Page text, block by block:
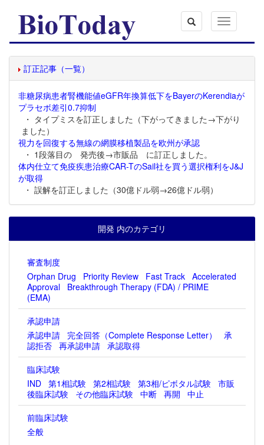
Toggle
navigation
訂正記事（一覧）
非糖尿病患者腎機能値eGFR年換算低下をBayerのKerendiaが
プラセボ差引0.7抑制
・ タイプミスを訂正しました（下がってきました→下がり
ました）
視力を回復する無線の網膜移植製品を欧州が承認
・ 1段落目の 発売後→市販品 に訂正しました。
体内仕立て免疫疾患治療CAR-TのSail社を買う選択権利をJ&J
が取得
・ 誤解を訂正しました（30億ドル弱→26億ドル弱）
開発 内のカテゴリ
審査制度
Orphan Drug
Priority Review Fast Track Accelerated
Approval
Breakthrough Therapy (FDA) / PRIME
(EMA)
承認申請
承認申請
完全回答（Complete Response Letter）
承
認拒否 再承認申請 承認取得
臨床試験
IND 第1相試験 第2相試験 第3相/ピボタル試験 市販
後臨床試験
その他臨床試験 中断 再開
中止
前臨床試験
全般